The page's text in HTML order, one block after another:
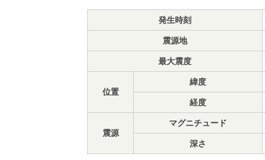
発生時刻
震源地
最大震度
位置
緯度
経度
震源
マグニチュード
深さ